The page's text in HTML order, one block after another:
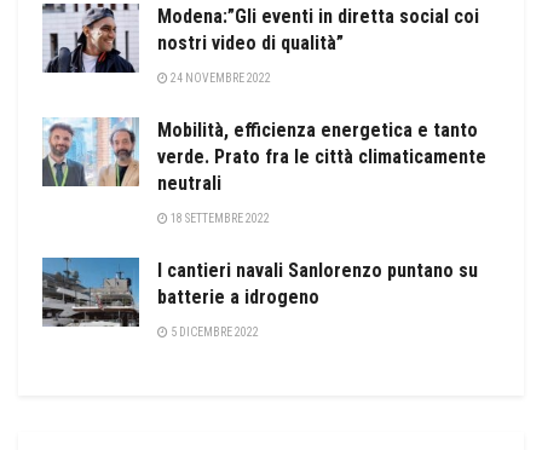
Modena:”Gli eventi in diretta social coi
nostri video di qualità”
24 NOVEMBRE 2022
Mobilità, efficienza energetica e tanto
verde. Prato fra le città climaticamente
neutrali
18 SETTEMBRE 2022
I cantieri navali Sanlorenzo puntano su
batterie a idrogeno
5 DICEMBRE 2022